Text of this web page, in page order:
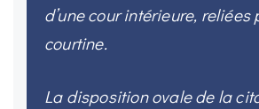
d’une cour intérieure, reliées
courtine.
La disposition ovale de la